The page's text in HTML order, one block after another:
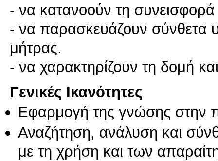
- να κατανοούν τη συνεισφορά
- να παρασκευάζουν σύνθετα
μήτρας.
- να χαρακτηρίζουν τη δομή
Γενικές Ικανότητες
Εφαρμογή της γνώσης στην
Αναζήτηση, ανάλυση και
με τη χρήση και των